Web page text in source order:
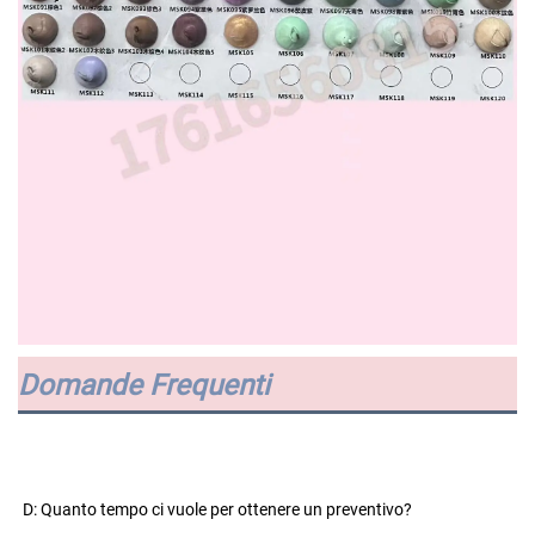
Domande Frequenti
D: Quanto tempo ci vuole per ottenere un preventivo?